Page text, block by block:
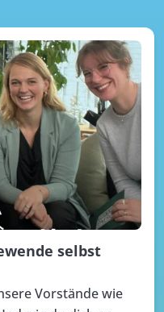
selbst
Vorstände wie